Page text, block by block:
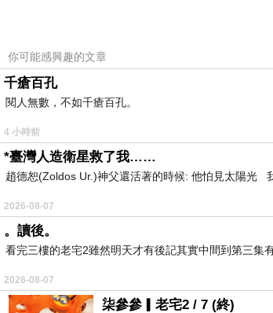
福州市的東二環泰禾廣場有一家專賣越南食物的餐廳，
你可能感興趣的文章
千瘡百孔
閱人無數，不如千瘡百孔。
4 小時前
*臺灣人造衛星救了我……
趙德恕(Zoldos Ur.)神父還活著的時候: 他怕見太陽光
2026-08-07
。讀後。
看完三樓的老宅2雖然明天才有後記其實中間到第三集
2026-08-07
柒參參▎老宅2 / 7 (終)